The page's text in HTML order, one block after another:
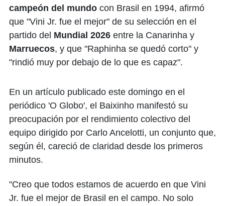
campeón del mundo con Brasil en 1994, afirmó
que "Vini Jr. fue el mejor" de su selección en el
partido del Mundial 2026 entre la Canarinha y
Marruecos, y que "Raphinha se quedó corto" y
"rindió muy por debajo de lo que es capaz".
En un artículo publicado este domingo en el
periódico 'O Globo', el Baixinho manifestó su
preocupación por el rendimiento colectivo del
equipo dirigido por Carlo Ancelotti, un conjunto que,
según él, careció de claridad desde los primeros
minutos.
"Creo que todos estamos de acuerdo en que Vini
Jr. fue el mejor de Brasil en el campo. No solo